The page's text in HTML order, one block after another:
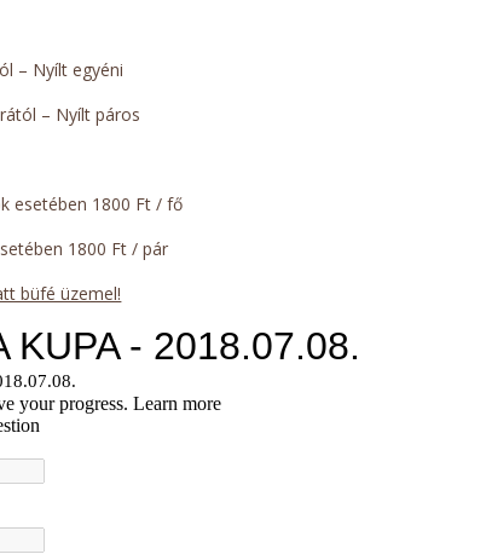
– Nyílt egyéni
– Nyílt páros
esetében 1800 Ft / fő
1800 Ft / pár
büfé üzemel!